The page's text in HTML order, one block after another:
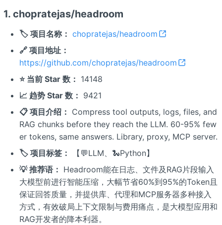
1. chopratejas/headroom
🏷️ 项目名称： chopratejas/headroom
🔗 项目地址：
https://github.com/chopratejas/headroom
⭐ 当前 Star 数： 14148
📈 趋势 Star 数： 9421
📋 项目介绍： Compress tool outputs, logs, files, and
RAG chunks before they reach the LLM. 60-95% few
er tokens, same answers. Library, proxy, MCP server.
🏷️ 项目标签：
【💬LLM、🐍Python】
💡 推荐语： Headroom能在日志、文件及RAG片段输入
大模型前进行智能压缩，大幅节省60%到95%的Token且
保证回答质量，并提供库、代理和MCP服务器多种接入
方式，有效破局上下文限制与费用痛点，是大模型应用和
RAG开发者的降本利器。